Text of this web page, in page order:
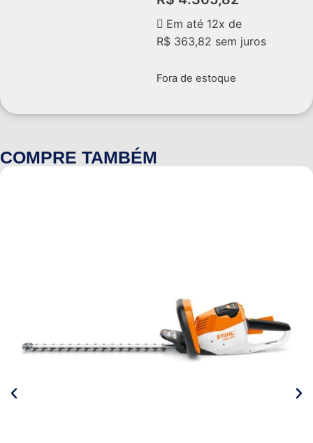
Em até 12x de
R$ 363,82 sem juros
Fora de estoque
COMPRE TAMBÉM